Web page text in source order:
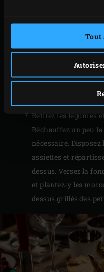
Tout
Déplacez les
laissez-les griller
Faites griller le maïs
en faisant rouler les
Retirez les légumes
Réchauffez un peu
nécessaire.
assiettes et
dessus. Versez la
et plantez-y les
dessus grillés des